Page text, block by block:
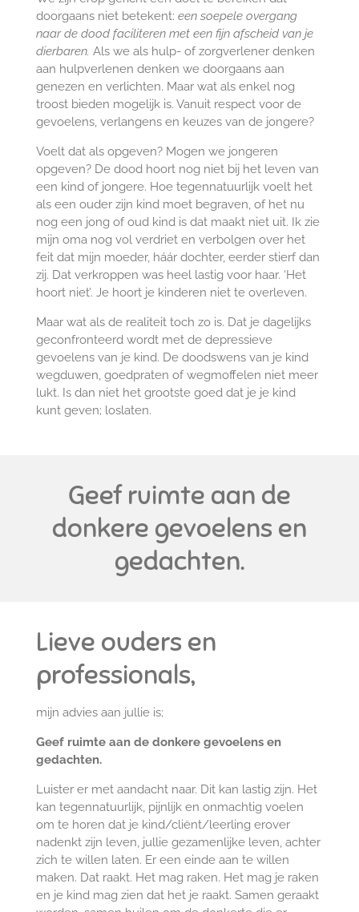
doorgaans niet betekent: een soepele overgang
naar de dood faciliteren met een fijn afscheid van je
dierbaren. Als we als hulp- of zorgverlener denken
aan hulpverlenen denken we doorgaans aan
genezen en verlichten. Maar wat als enkel nog
troost bieden mogelijk is. Vanuit respect voor de
gevoelens, verlangens en keuzes van de jongere?
Voelt dat als opgeven? Mogen we jongeren
opgeven? De dood hoort nog niet bij het leven van
een kind of jongere. Hoe tegennatuurlijk voelt het
als een ouder zijn kind moet begraven, of het nu
nog een jong of oud kind is dat maakt niet uit. Ik zie
mijn oma nog vol verdriet en verbolgen over het
feit dat mijn moeder, háár dochter, eerder stierf dan
zij. Dat verkroppen was heel lastig voor haar. ‘Het
hoort niet’. Je hoort je kinderen niet te overleven.
Maar wat als de realiteit toch zo is. Dat je dagelijks
geconfronteerd wordt met de depressieve
gevoelens van je kind. De doodswens van je kind
wegduwen, goedpraten of wegmoffelen niet meer
lukt. Is dan niet het grootste goed dat je je kind
kunt geven; loslaten.
Geef ruimte aan de
donkere gevoelens en
gedachten.
Lieve ouders en
professionals,
mijn advies aan jullie is;
Geef ruimte aan de donkere gevoelens en
gedachten.
Luister er met aandacht naar. Dit kan lastig zijn. Het
kan tegennatuurlijk, pijnlijk en onmachtig voelen
om te horen dat je kind/cliënt/leerling erover
nadenkt zijn leven, jullie gezamenlijke leven, achter
zich te willen laten. Er een einde aan te willen
maken. Dat raakt. Het mag raken. Het mag je raken
en je kind mag zien dat het je raakt. Samen geraakt